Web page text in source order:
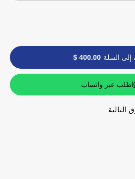
السلة 400.00 $
اطلب عبر واتساب
التالية